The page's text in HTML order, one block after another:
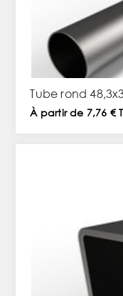
Tube rond
À partir de 7,76 €